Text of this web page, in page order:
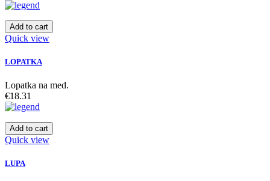
Add to cart
Quick view
LOPATKA
Lopatka na med.
€18.31
Add to cart
Quick view
LUPA